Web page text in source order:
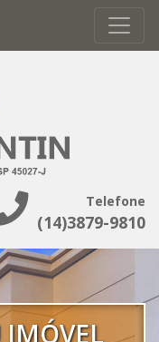
Telefone
(14)3879-9810
IMÓVEL